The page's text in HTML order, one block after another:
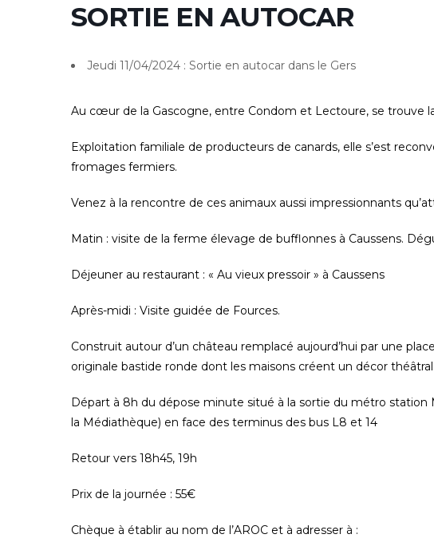
SORTIE EN AUTOCAR
Jeudi 11/04/2024 : Sortie en autocar dans le Gers
Au cœur de la Gascogne, entre Condom et Lectoure, se trouve
Exploitation familiale de producteurs de canards, elle s’est
fromages fermiers.
Venez à la rencontre de ces animaux aussi impressionnants
Matin : visite de la ferme élevage de bufflonnes à Caussens.
Déjeuner au restaurant : « Au vieux pressoir » à Caussens
Après-midi : Visite guidée de Fources.
Construit autour d’un château remplacé aujourd’hui par une
originale bastide ronde dont les maisons créent un décor
Départ à 8h du dépose minute situé à la sortie du métro station
la Médiathèque) en face des terminus des bus L8 et 14
Retour vers 18h45, 19h
Prix de la journée : 55€
Chèque à établir au nom de l’AROC et à adresser à :